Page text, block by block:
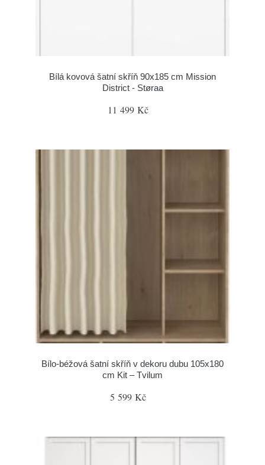
Bílá kovová šatní skříň 90x185 cm Mission
District - Støraa
11 499 Kč
Bílo-béžová šatní skříň v dekoru dubu 105x180
cm Kit – Tvilum
5 599 Kč